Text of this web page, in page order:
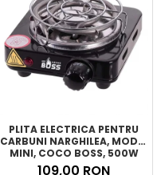
PLITA ELECTRICA PENTRU
CARBUNI NARGHILEA, MODEL
MINI, COCO BOSS, 500W
109,00 RON